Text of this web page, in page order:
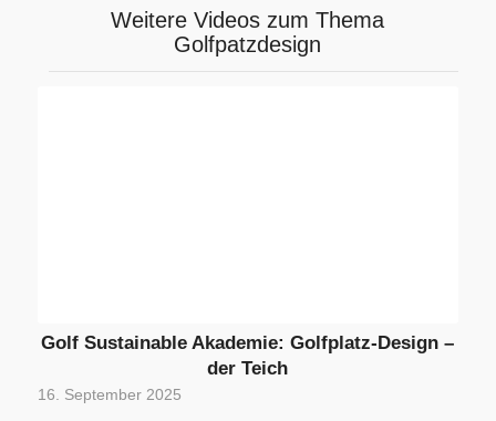
Weitere Videos zum Thema
Golfpatzdesign
Golf Sustainable Akademie: Golfplatz-Design –
der Teich
16. September 2025